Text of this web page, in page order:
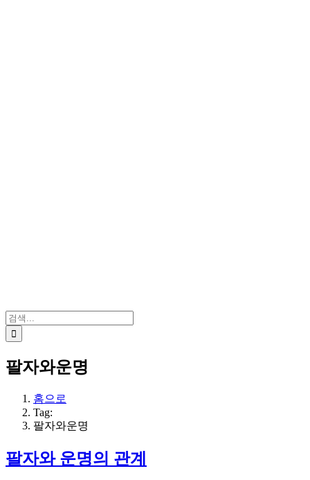
검
색:
팔자와운명
홈으로
Tag:
팔자와운명
팔자와 운명의 관계